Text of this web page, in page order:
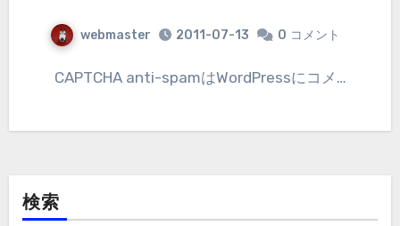
webmaster 2011-07-13 0 コメント
CAPTCHA anti-spamはWordPressにコメ…
検索